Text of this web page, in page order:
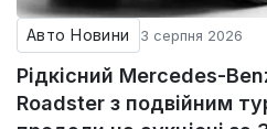
Авто Новини 3 серпня 2026
Рідкісний Mercedes-
Roadster з подвійним